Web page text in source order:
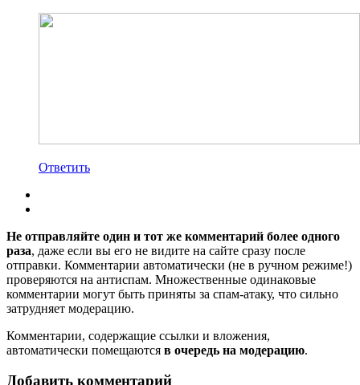
Ответить
Не отправляйте один и тот же комментарий более одного
раза, даже если вы его не видите на сайте сразу после
отправки. Комментарии автоматически (не в ручном режиме!)
проверяются на антиспам. Множественные одинаковые
комментарии могут быть приняты за спам-атаку, что сильно
затрудняет модерацию.
Комментарии, содержащие ссылки и вложения,
автоматически помещаются в очередь на модерацию.
Добавить комментарий